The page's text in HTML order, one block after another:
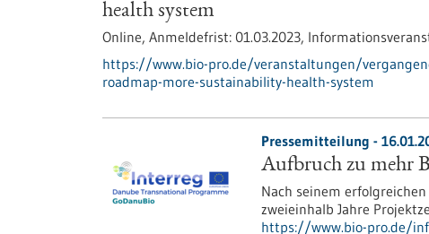
health system
Online, Anmeldefrist: 01.03.2023,
https://www.bio-pro.de/veranstaltungen/
roadmap-more-sustainability-health-system
Pressemitteilung -
Aufbruch zu mehr
Nach seinem
zweieinhalb Jahre
https://www.bio-pro.de/